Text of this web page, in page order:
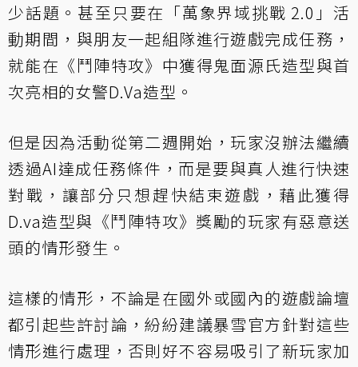
少話題。甚至只要在「萬象界域挑戰 2.0」活
動期間，與朋友一起組隊進行遊戲完成任務，
就能在《鬥陣特攻》中獲得鬼面源氏造型與首
次亮相的女警D.Va造型。
但是因為活動從第二週開始，玩家沒辦法繼續
透過AI達成任務條件，而是要與真人進行快速
對戰，讓部分只想趕快結束遊戲，藉此獲得
D.va造型與《鬥陣特攻》獎勵的玩家有惡意送
頭的情形發生。
這樣的情形，不論是在國外或國內的遊戲論壇
都引起些許討論，紛紛建議暴雪官方針對這些
情形進行處理，否則好不容易吸引了新玩家加